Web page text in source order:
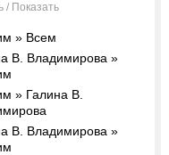
/ Показать
» Всем
В. Владимирова »
» Галина В.
В. Владимирова »